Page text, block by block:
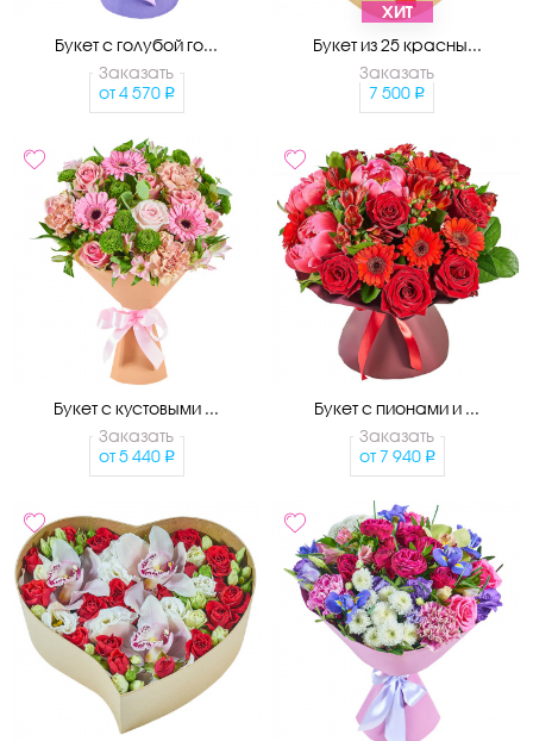
Букет с голубой го...
Заказать
от 4 570
ХИТ
Букет из 25 красны...
Заказать
7 500
Букет с кустовыми ...
Заказать
от 5 440
Букет с пионами и ...
Заказать
от 7 940